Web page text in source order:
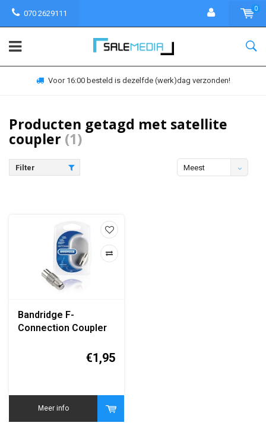
070 2629111
0
Voor 16:00 besteld is dezelfde (werk)dag verzonden!
Producten getagd met satellite
coupler (1)
Filter
Meest
Bandridge F-
Connection Coupler
€1,95
Meer info